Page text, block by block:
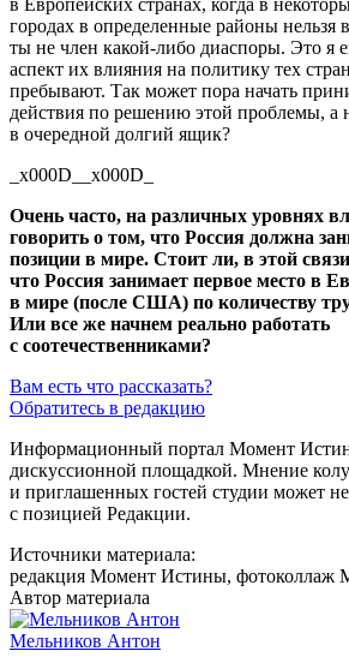
городах в определенные районы нельзя
ты не член какой-либо диаспоры. Это я
аспект их влияния на политику тех
пребывают. Так может пора начать
действия по решению этой проблемы, а
в очередной долгий ящик?
_x000D__x000D_
Очень часто, на различных уровнях
говорить о том, что Россия должна
позиции в мире. Стоит ли, в этой
что Россия занимает первое место в
в мире (после США) по количеству
Или все же начнем реально работать
с соотечественниками?
Вам есть что рассказать?
Обратитесь в редакцию
Информационный портал Момент
дискуссионной площадкой. Мнение
и приглашенных гостей студии может не
с позицией Редакции.
Источники материала:
редакция Момент Истины, фотоколлаж
Автор материала
Мельников Антон